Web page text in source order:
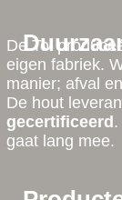
De Tol
eigen fabriek.
manier; afval
De hout
gecertificeerd
gaat lang mee.